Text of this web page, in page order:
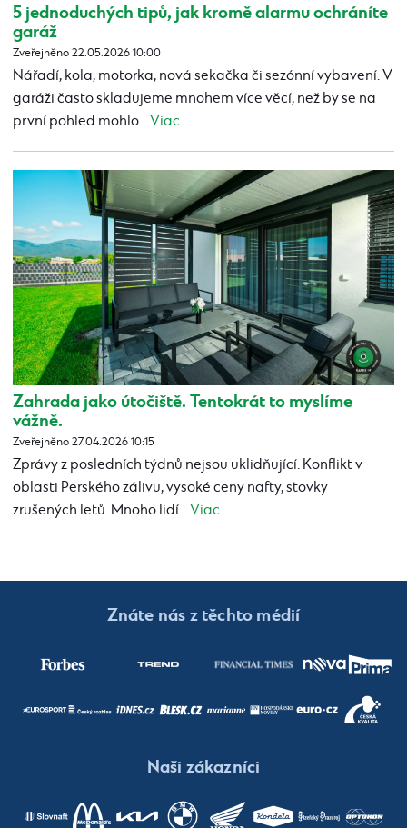
5 jednoduchých tipů, jak kromě alarmu ochráníte
garáž
Zveřejněno 22.05.2026 10:00
Nářadí, kola, motorka, nová sekačka či sezónní vybavení. V
garáži často skladujeme mnohem více věcí, než by se na
první pohled mohlo...Viac
Zahrada jako útočiště. Tentokrát to myslíme
vážně.
Zveřejněno 27.04.2026 10:15
Zprávy z posledních týdnů nejsou uklidňující. Konflikt v
oblasti Perského zálivu, vysoké ceny nafty, stovky
zrušených letů. Mnoho lidí...Viac
Znáte nás z těchto médií
Naši zákazníci